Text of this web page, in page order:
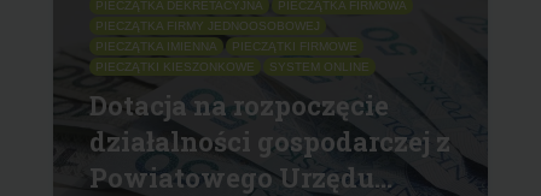
PIECZĄTKA DEKRETACYJNA
PIECZĄTKA FIRMOWA
PIECZĄTKA FIRMY JEDNOOSOBOWEJ
PIECZĄTKA IMIENNA
PIECZĄTKI FIRMOWE
PIECZĄTKI KIESZONKOWE
SYSTEM ONLINE
Dotacja na rozpoczęcie
działalności gospodarczej z
Powiatowego Urzędu...